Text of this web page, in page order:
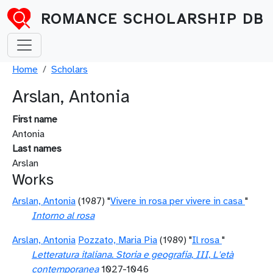
Skip to main content
ROMANCE SCHOLARSHIP DB
Breadcrumb
Home Scholars
Arslan, Antonia
First name
Antonia
Last names
Arslan
Works
Arslan, Antonia (1987) "Vivere in rosa per vivere in casa "
Intorno al rosa
Arslan, Antonia Pozzato, Maria Pia (1989) "Il rosa "
Letteratura italiana. Storia e geografia, III, L'età
contemporanea1027-1046